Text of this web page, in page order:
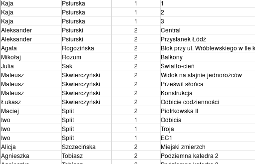
Kaja
Psiurska 1
1
Kaja
Psiurska 1
2
Kaja
Psiurska 1
3
Aleksander
Psiurski 2
Central
Aleksander
Psiurski 2
Przystanek Łódź
Agata
Rogozińska 2
Blok przy ul. Wróblewskiego w tle
Mikołaj
Rozum 2
Balkony
Julia
Sak 2
Światło-cień
Mateusz
Skwierczyński 2
Widok na stajnie jednorożców
Mateusz
Skwierczyński 2
Prześwit słońca
Mateusz
Skwierczyński 2
Konstrukcja
Łukasz
Skwierczyński 2
Odbicie codzienności
Maciej
Split 2
Piotrkowska II
Iwo
Split 1
Odbicia
Iwo
Split 1
Troja
Iwo
Split 1
EC1
Alicja
Szczecińska 2
Miejski zmierzch
Agnieszka
Tobiasz 2
Podziemna katedra 2